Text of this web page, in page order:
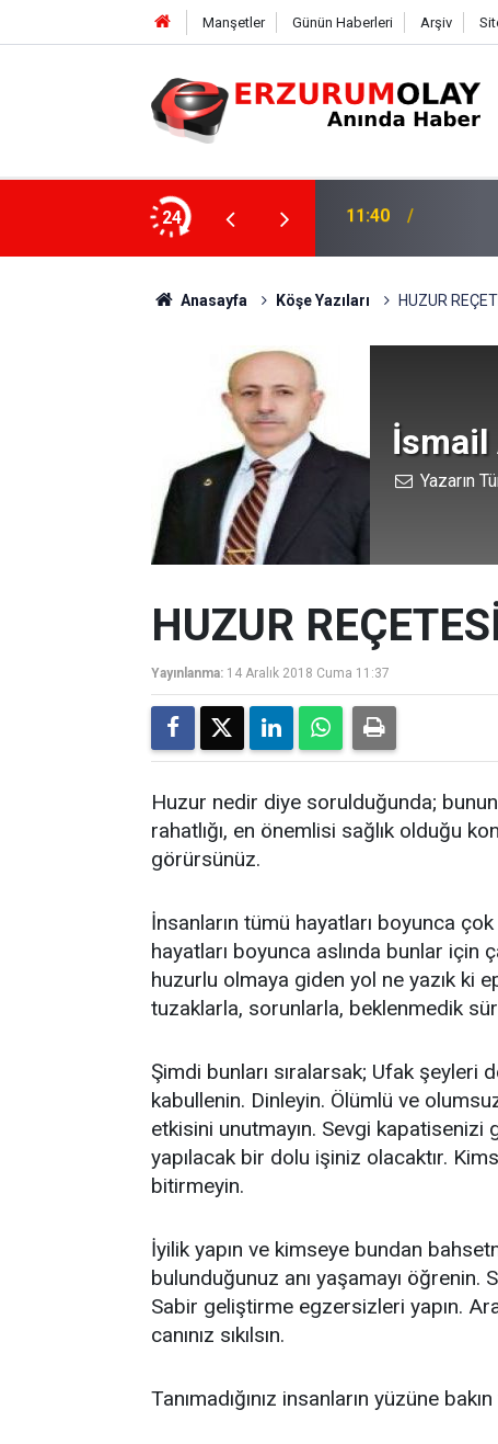
Manşetler Günün Haberleri Arşiv
24 11:37
Anasayfa Köşe Yazıları HUZUR
İsmail
Yazarın
HUZUR
Yayınlanma: 14 Aralık 2018 Cuma 11:37
Huzur nedir diye sorulduğunda; bunun
rahatlığı, en önemlisi sağlık olduğu
görürsünüz.
İnsanların tümü hayatları boyunca
hayatları boyunca aslında bunlar için
huzurlu olmaya giden yol ne yazık ki
tuzaklarla, sorunlarla, beklenmedik
Şimdi bunları sıralarsak; Ufak şeyleri
kabullenin. Dinleyin. Ölümlü ve
etkisini unutmayın. Sevgi kapatisenizi
yapılacak bir dolu işiniz olacaktır.
bitirmeyin.
İyilik yapın ve kimseye bundan
bulunduğunuz anı yaşamayı
Sabir geliştirme egzersizleri yapın.
canınız sıkılsın.
Tanımadığınız insanların yüzüne